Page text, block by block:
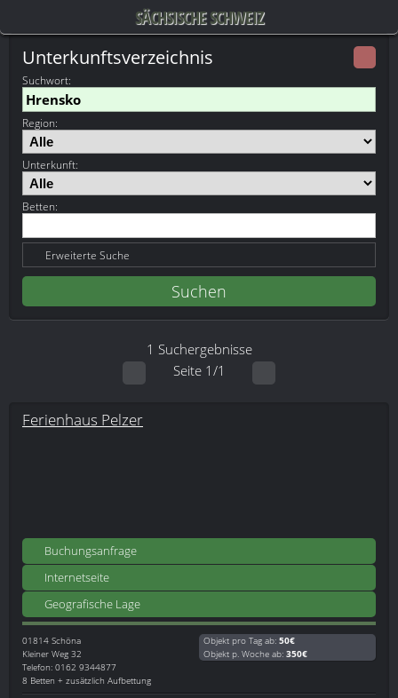
SÄCHSISCHE SCHWEIZ
Unterkunftsverzeichnis
Suchwort:
Region:
Unterkunft:
Betten:
Erweiterte Suche
1 Suchergebnisse
Seite 1/1
Ferienhaus Pelzer
Buchungsanfrage
Internetseite
Geografische Lage
01814 Schöna
Kleiner Weg 32
Telefon: 0162 9344877
8 Betten + zusätzlich Aufbettung
Objekt pro Tag ab: 50€
Objekt p. Woche ab: 350€